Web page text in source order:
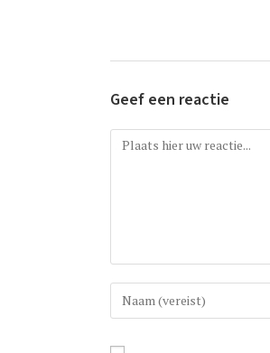
Geef een reactie
Reactie
Vul
uw